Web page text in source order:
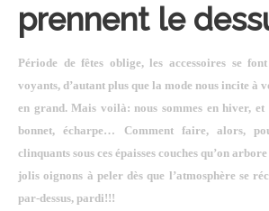
prennent le
Période de fêtes oblige, les accessoires se
voyants, d’autant plus que la mode nous incite à
en grand. Mais voilà: nous sommes en hiver,
bonnet, écharpe… Comment faire, alors,
clinquants sous ces épaisses couches qu’on
jolis oignons à peler dès que l’atmosphère se
par-dessus, pardi!!!